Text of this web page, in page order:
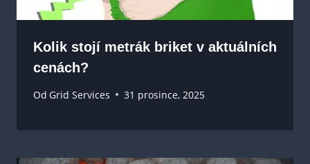
Kolik stojí metrák briket v aktuálních
cenách?
Od Grid Services 31 prosince, 2025